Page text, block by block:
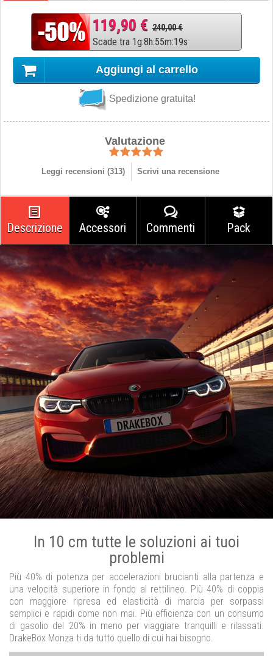
119,90 € 240,00 €
Scade tra 1g:8h:55m:18s
Aggiungi al carrello
Spedizione gratuita!
Valutazione
Leggi recensioni (313) Scrivi una recensione
Descrizione Accessori Commenti Pack
In 10 cm tutte le soluzioni ai tuoi
problemi
Più 40% di potenza per accelerazioni brucianti alla partenza e
una velocità superiore in fondo al rettilineo. Più 40% di coppia
con maggiore ripresa ed elasticità di marcia per sorpassi
semplici e rapidi come non mai. Più efficienza con un consumo
di gasolio del 20% in meno per viaggiare tranquilli e rilassati.
DrakeBox Monza ti da tutto quello di cui hai bisogno.